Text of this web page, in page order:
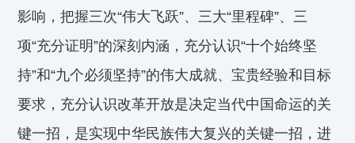
影响，把握三次“伟大飞跃”、三大“里程碑”、三
项“充分证明”的深刻内涵，充分认识“十个始终坚
持”和“九个必须坚持”的伟大成就、宝贵经验和目标
要求，充分认识改革开放是决定当代中国命运的关
键一招，是实现中华民族伟大复兴的关键一招，进